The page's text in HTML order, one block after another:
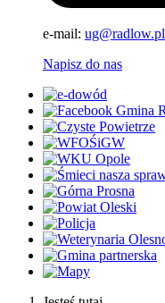
e-mail: ug@radlow.pl
Napisz do nas